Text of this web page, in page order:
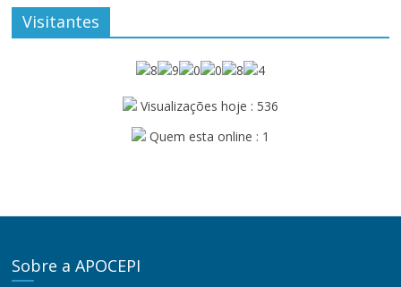
Visitantes
Visualizações hoje : 536
Quem esta online : 1
Sobre a APOCEPI